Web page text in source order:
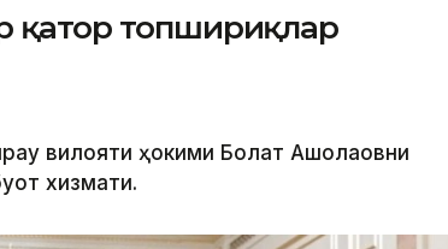
қатор топшириқлар
вилояти ҳокими Болат Ақшолақовни
хизмати.